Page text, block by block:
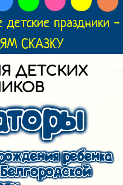
детские праздники -
СКАЗКУ
ДЕТСКИХ
ребенка